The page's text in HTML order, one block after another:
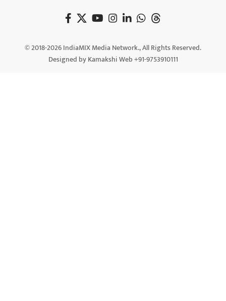
© 2018-2026 IndiaMIX Media Network., All Rights Reserved.
Designed by Kamakshi Web +91-9753910111